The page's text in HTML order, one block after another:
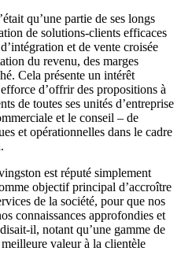
qu’une partie de ses longs
de solutions-clients efficaces
et de vente croisée
du revenu, des marges
Cela présente un intérêt
d’offrir des propositions à
de toutes ses unités d’entreprise
et le conseil – de
et opérationnelles dans le cadre
est réputé simplement
objectif principal d’accroître
de la société, pour que nos
connaissances approfondies et
il, notant qu’une gamme de
valeur à la clientèle